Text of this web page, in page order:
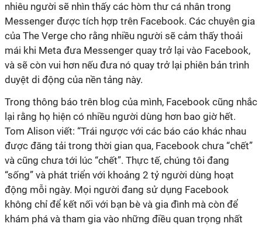
nhiêu người sẽ nhìn thấy các hòm thư cá nhân trong
Messenger được tích hợp trên Facebook. Các chuyên gia
của The Verge cho rằng nhiều người sẽ cảm thấy thoải
mái khi Meta đưa Messenger quay trở lại vào Facebook,
và sẽ còn vui hơn nếu đưa nó quay trở lại phiên bản trình
duyệt di động của nền tảng này.
Trong thông báo trên blog của mình, Facebook cũng nhắc
lại rằng họ hiện có nhiều người dùng hơn bao giờ hết.
Tom Alison viết: “Trái ngược với các báo cáo khác nhau
được đăng tải trong thời gian qua, Facebook chưa “chết”
và cũng chưa tới lúc “chết”. Thực tế, chúng tôi đang
“sống” và phát triển với khoảng 2 tỷ người dùng hoạt
động mỗi ngày. Mọi người đang sử dụng Facebook
không chỉ để kết nối với bạn bè và gia đình mà còn để
khám phá và tham gia vào những điều quan trọng nhất